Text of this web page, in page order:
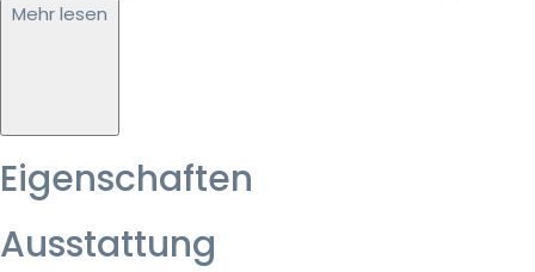
Mehr lesen
Eigenschaften
Ausstattung